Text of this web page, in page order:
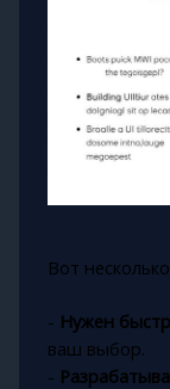
Вот
- Нужен
ваш выбор.
-